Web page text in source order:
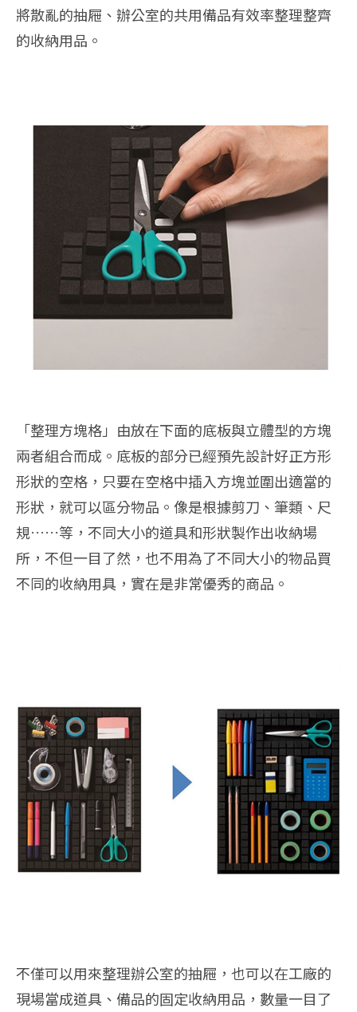
將散亂的抽屜、辦公室的共用備品有效率整理整齊
的收納用品。
「整理方塊格」由放在下面的底板與立體型的方塊
兩者組合而成。底板的部分已經預先設計好正方形
形狀的空格，只要在空格中插入方塊並圍出適當的
形狀，就可以區分物品。像是根據剪刀、筆類、尺
規……等，不同大小的道具和形狀製作出收納場
所，不但一目了然，也不用為了不同大小的物品買
不同的收納用具，實在是非常優秀的商品。
不僅可以用來整理辦公室的抽屜，也可以在工廠的
現場當成道具、備品的固定收納用品，數量一目了